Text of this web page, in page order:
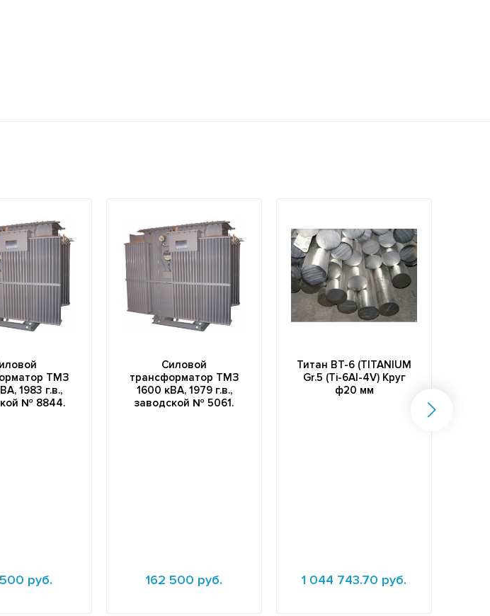
ТМЗ
1983 г.в.,
№ 8844.
руб.
Силовой
трансформатор ТМЗ
1600 кВА, 1979 г.в.,
заводской № 5061.
162 500 руб.
Титан ВТ-6 (TITANIUM
Gr.5 (Ti-6Al-4V) Круг
ф20 мм
1 044 743.70 руб.